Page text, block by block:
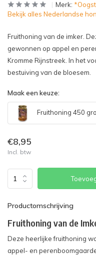
Merk:
Bekijk alles Nederlandse
Fruithoning van de imker.
gewonnen op appel en
Kromme Rijnstreek. In het
bestuiving van de bloesem.
Maak een keuze:
Fruithoning 450
€8,95
Incl. btw
Productomschrijving
Fruithoning van de
Deze heerlijke fruithoning
appel- en